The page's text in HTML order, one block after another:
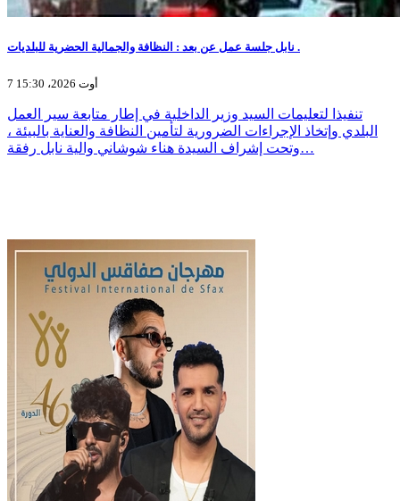
نابل جلسة عمل عن بعد : النظافة والجمالية الحضرية للبلديات .
7 أوت 2026، 15:30
تنفيذا لتعليمات السيد وزير الداخلية في إطار متابعة سير العمل
البلدي وإتخاذ الإجراءات الضرورية لتأمين النظافة والعناية بالبيئة ،
وتحت إشراف السيدة هناء شوشاني والية نابل رفقة…